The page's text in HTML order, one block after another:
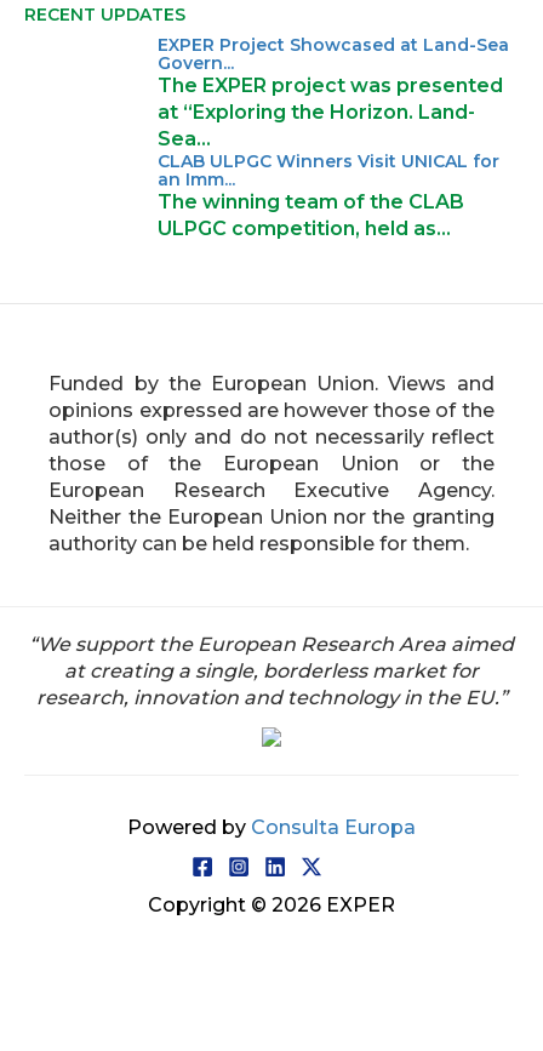
RECENT UPDATES
EXPER Project Showcased at Land-Sea
Govern...
The EXPER project was presented
at “Exploring the Horizon. Land-
Sea…
CLAB ULPGC Winners Visit UNICAL for
an Imm...
The winning team of the CLAB
ULPGC competition, held as…
Funded by the European Union. Views and
opinions expressed are however those of the
author(s) only and do not necessarily reflect
those of the European Union or the
European Research Executive Agency.
Neither the European Union nor the granting
authority can be held responsible for them.
“We support the European Research Area aimed
at creating a single, borderless market for
research, innovation and technology in the EU.”
Powered by Consulta Europa
Copyright © 2026 EXPER